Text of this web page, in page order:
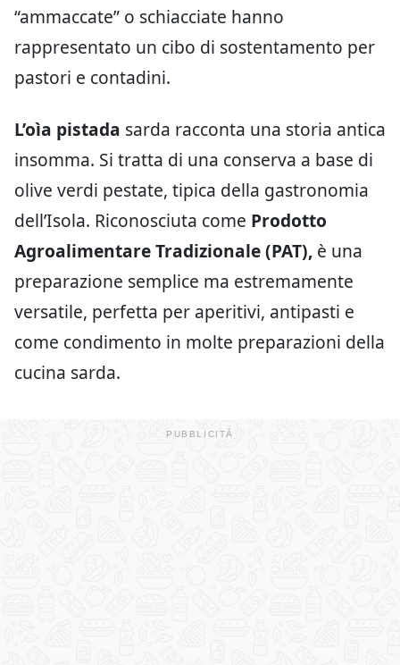
“ammaccate” o schiacciate hanno
rappresentato un cibo di sostentamento per
pastori e contadini.
L’oìa pistada sarda racconta una storia antica
insomma. Si tratta di una conserva a base di
olive verdi pestate, tipica della gastronomia
dell’Isola. Riconosciuta come Prodotto
Agroalimentare Tradizionale (PAT), è una
preparazione semplice ma estremamente
versatile, perfetta per aperitivi, antipasti e
come condimento in molte preparazioni della
cucina sarda.